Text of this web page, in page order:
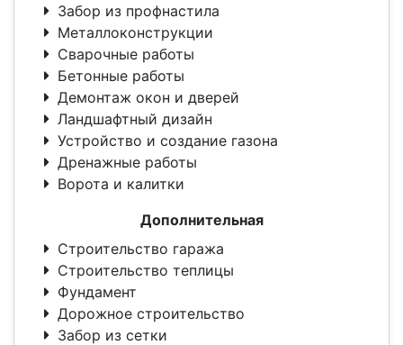
Забор из профнастила
Металлоконструкции
Сварочные работы
Бетонные работы
Демонтаж окон и дверей
Ландшафтный дизайн
Устройство и создание газона
Дренажные работы
Ворота и калитки
Дополнительная
Строительство гаража
Строительство теплицы
Фундамент
Дорожное строительство
Забор из сетки